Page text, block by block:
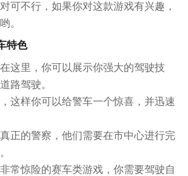
可不行，如果你对这款游戏有兴趣，
。
特色
这里，你可以展示你强大的驾驶技
路驾驶。
这样你可以给警车一个惊喜，并迅速
正的警察，他们需要在市中心进行完
常惊险的赛车类游戏，你需要驾驶自